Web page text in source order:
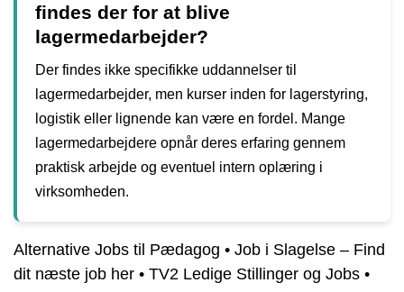
findes der for at blive
lagermedarbejder?
Der findes ikke specifikke uddannelser til
lagermedarbejder, men kurser inden for lagerstyring,
logistik eller lignende kan være en fordel. Mange
lagermedarbejdere opnår deres erfaring gennem
praktisk arbejde og eventuel intern oplæring i
virksomheden.
Alternative Jobs til Pædagog • Job i Slagelse – Find
dit næste job her • TV2 Ledige Stillinger og Jobs •